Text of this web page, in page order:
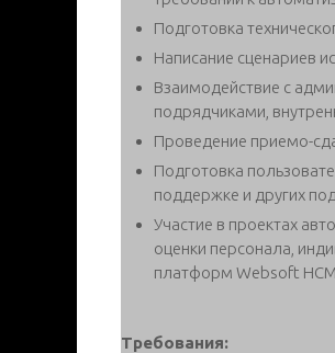
Подготовка
Написание сценариев
Взаимодействие с
подрядчиками,
Проведение приемо-
Подготовка
поддержке и других
Участие в проектах
оценки персонала,
платформ Websoft
Требования: